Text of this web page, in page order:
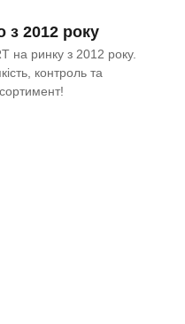
2012 року
на ринку з 2012 року.
контроль та